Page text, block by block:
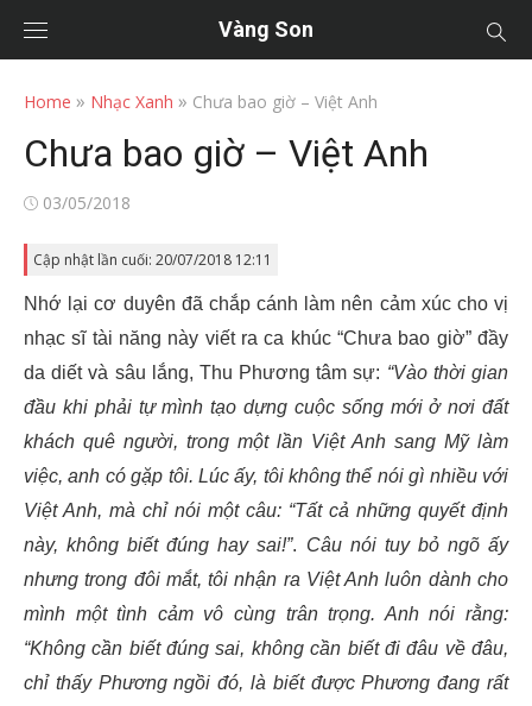
Vàng Son
Home » Nhạc Xanh » Chưa bao giờ – Việt Anh
Chưa bao giờ – Việt Anh
Posted
03/05/2018
Cập nhật lần cuối: 20/07/2018 12:11
Nhớ lại cơ duyên đã chắp cánh làm nên cảm xúc cho vị
nhạc sĩ tài năng này viết ra ca khúc “Chưa bao giờ” đầy
da diết và sâu lắng, Thu Phương tâm sự: “Vào thời gian
đầu khi phải tự mình tạo dựng cuộc sống mới ở nơi đất
khách quê người, trong một lần Việt Anh sang Mỹ làm
việc, anh có gặp tôi. Lúc ấy, tôi không thể nói gì nhiều với
Việt Anh, mà chỉ nói một câu: “Tất cả những quyết định
này, không biết đúng hay sai!”. Câu nói tuy bỏ ngõ ấy
nhưng trong đôi mắt, tôi nhận ra Việt Anh luôn dành cho
mình một tình cảm vô cùng trân trọng. Anh nói rằng:
“Không cần biết đúng sai, không cần biết đi đâu về đâu,
chỉ thấy Phương ngồi đó, là biết được Phương đang rất